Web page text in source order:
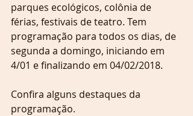
parques ecológicos, colônia de
férias, festivais de teatro. Tem
programação para todos os dias, de
segunda a domingo, iniciando em
4/01 e finalizando em 04/02/2018.
Confira alguns destaques da
programação.